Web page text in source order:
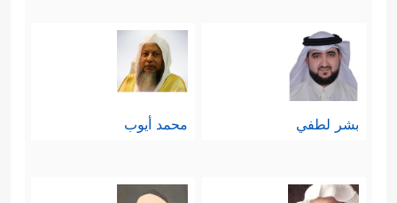
يُؤلِّهُون أصنامَهم، لكنهم يُنكِرون في
الوقت نفسه أن يكون لأصنامهم هذه
شأنٌ في خلقهم، أو في خلق السماوات
وتناقُضهم.
بشر لطفي محمد أيوب